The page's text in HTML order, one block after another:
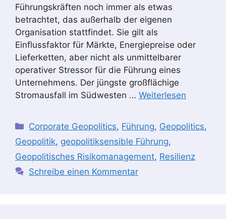
Führungskräften noch immer als etwas
betrachtet, das außerhalb der eigenen
Organisation stattfindet. Sie gilt als
Einflussfaktor für Märkte, Energiepreise oder
Lieferketten, aber nicht als unmittelbarer
operativer Stressor für die Führung eines
Unternehmens. Der jüngste großflächige
Stromausfall im Südwesten … Weiterlesen
Kategorien
Corporate Geopolitics, Führung, Geopolitics,
Geopolitik, geopolitiksensible Führung,
Geopolitisches Risikomanagement, Resilienz
Schreibe einen Kommentar